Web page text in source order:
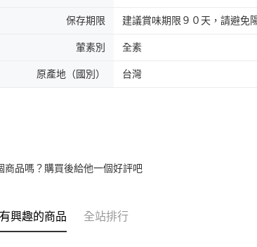
保存期限 建議賞味期限９０天，請避免
葷素別 全素
原產地（國別） 台灣
商品嗎？購買後給他一個好評吧
興趣的商品 全站排行